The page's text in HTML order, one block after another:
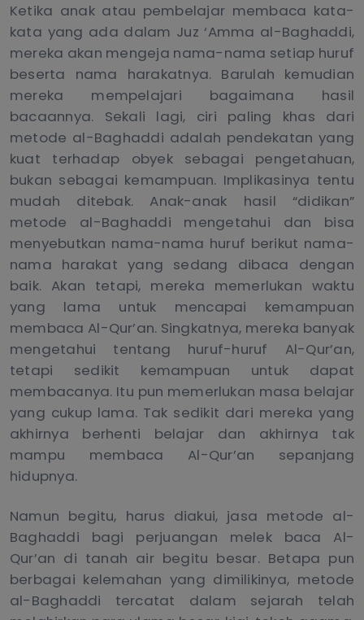
Ketika anak atau pembelajar membaca kata-
kata yang ada dalam Juz ‘Amma al-Baghaddi,
mereka akan mengeja nama-nama setiap huruf
beserta nama harakatnya. Barulah kemudian
mereka mempelajari bagaimana hasil
bacaannya. Sekali lagi, ciri paling khas dari
metode al-Baghaddi adalah pendekatan yang
kuat terhadap obyek sebagai pengetahuan,
bukan sebagai kemampuan. Implikasinya tentu
mudah ditebak. Anak-anak hasil “didikan”
metode al-Baghaddi mengetahui dan bisa
menyebutkan nama-nama huruf berikut nama-
nama harakat yang sedang dibaca dengan
baik. Akan tetapi, mereka memerlukan waktu
yang lama untuk mencapai kemampuan
membaca Al-Qur’an. Singkatnya, mereka banyak
mengetahui tentang huruf-huruf Al-Qur’an,
tetapi sedikit kemampuan untuk dapat
membacanya. Itu pun memerlukan masa belajar
yang cukup lama. Tak sedikit dari mereka yang
akhirnya berhenti belajar dan akhirnya tak
mampu membaca Al-Qur’an sepanjang
hidupnya.
Namun begitu, harus diakui, jasa metode al-
Baghaddi bagi perjuangan melek baca Al-
Qur’an di tanah air begitu besar. Betapa pun
berbagai kelemahan yang dimilikinya, metode
al-Baghaddi tercatat dalam sejarah telah